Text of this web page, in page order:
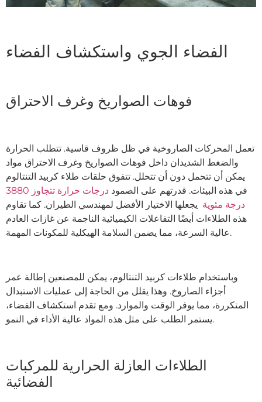
الفضاء الجوي واستكشاف الفضاء
فوهات الصواريخ وغرف الاحتراق
تعمل المحركات الصاروخية في ظل ظروف قاسية. تتطلب الحرارة
والضغط الشديدان داخل فوهات الصواريخ وغرف الاحتراق مواد
يمكن أن تتحمل دون أن تتحلل. تتفوق حلقات طلاء كربيد التنتالوم
في هذه البيئات. قدرتهم على الصمود
درجات حرارة تتجاوز 3880
درجة مئوية يجعلها الاختيار الأفضل لمهندسي الطيران. كما تقاوم
هذه الطلاءات أيضًا التفاعلات الكيميائية الناجمة عن غازات العادم
عالية السرعة، مما يضمن السلامة الهيكلية للمكونات المهمة.
وباستخدام طلاءات كربيد التنتالوم، يمكن للمصنعين إطالة عمر
أجزاء الصاروخ. وهذا يقلل من الحاجة إلى عمليات الاستبدال
المتكررة، مما يوفر الوقت والموارد. ومع تقدم استكشاف الفضاء،
يستمر الطلب على مثل هذه المواد عالية الأداء في النمو.
الطلاءات العازلة الحرارية للمركبات
الفضائية